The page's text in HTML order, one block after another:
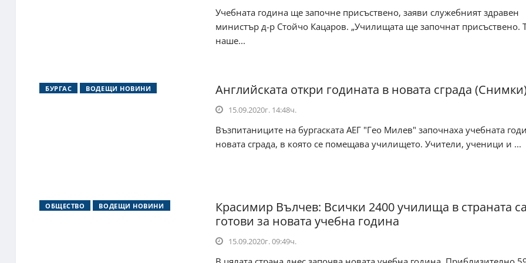
Учебната година ще започне присъствено, заяви служебният здравен
министър д-р Стойчо Кацаров. „Училищата ще започнат присъствено.
наше...
БУРГАС ВОДЕЩИ НОВИНИ Английската откри годината в новата сграда (Снимки)
15.09.2020г. 14:48ч.
Възпитаниците на бургаската АЕГ "Гео Милев" започнаха учебната
новата сграда, в която се помещава училището. Учители, ученици и ...
ОБЩЕСТВО ВОДЕЩИ НОВИНИ
Красимир Вълчев: Всички 2400 училища в страната са
готови за новата учебна година
15.09.2020г. 09:49ч.